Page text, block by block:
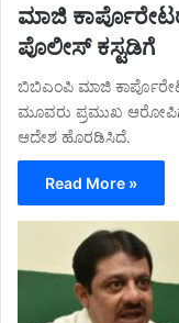
ಮಾಜಿ
ಪೊಲೀಸ್ ಕಸ್ಟಡಿಗೆ
ಬಿಬಿಎಂಪಿ ಮಾಜಿ
ಮೂವರು ಪ್ರಮುಖ
ಆದೇಶ ಹೊರಡಿಸಿದೆ.
Read More »